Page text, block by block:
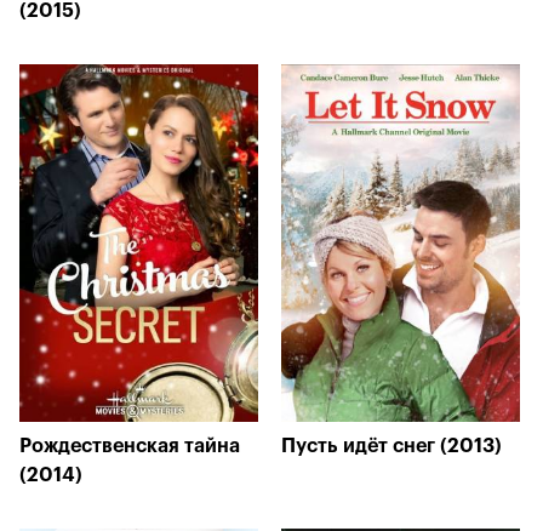
(2015)
Рождественская тайна
(2014)
Пусть идёт снег (2013)